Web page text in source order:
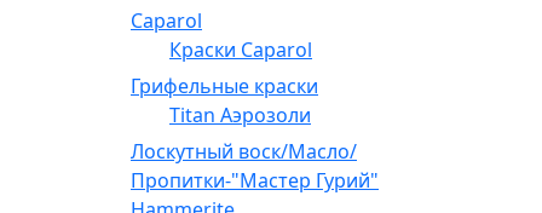
Caparol
Краски Caparol
Грифельные краски
Titan Аэрозоли
Лоскутный воск/Масло/
Пропитки-"Мастер Гурий"